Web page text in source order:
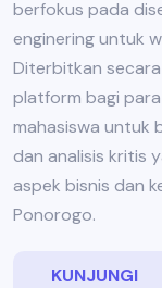
berfokus pada
enginering untuk
Diterbitkan secara
platform bagi
mahasiswa untuk
dan analisis kritis
aspek bisnis dan
Ponorogo.
KUNJUNGI